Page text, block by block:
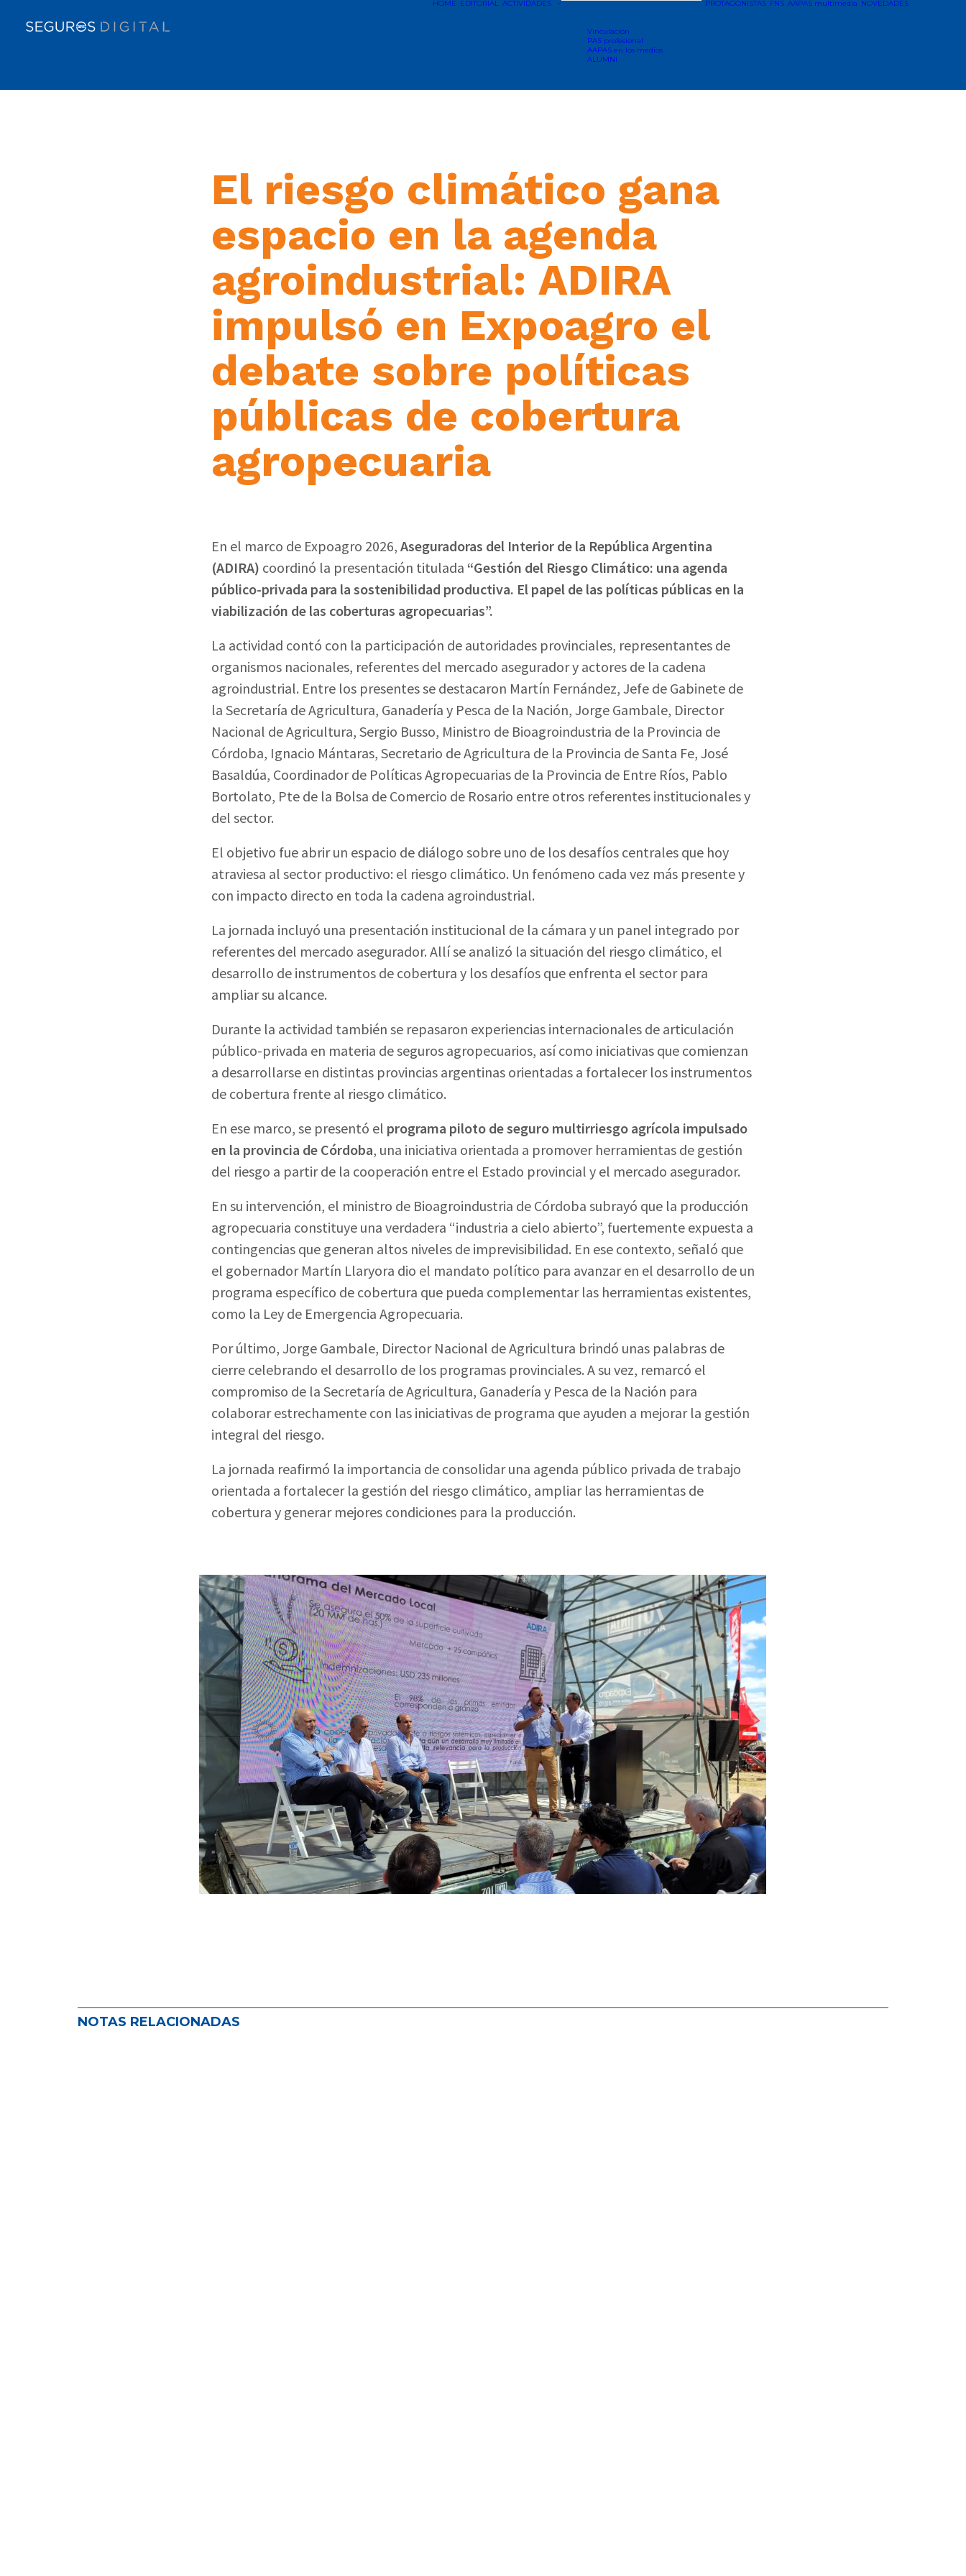
HOME EDITORIAL ACTIVIDADES
Vinculación
PAS profesional
AAPAS en los medios
ALUMNI
PROTAGONISTAS FNS AAPAS multimedia NOVEDADES
El riesgo climático gana
espacio en la agenda
agroindustrial: ADIRA
impulsó en Expoagro el
debate sobre políticas
públicas de cobertura
agropecuaria
En el marco de Expoagro 2026, Aseguradoras del Interior de la República Argentina
(ADIRA) coordinó la presentación titulada “Gestión del Riesgo Climático: una agenda
público-privada para la sostenibilidad productiva. El papel de las políticas públicas en la
viabilización de las coberturas agropecuarias”.
La actividad contó con la participación de autoridades provinciales, representantes de
organismos nacionales, referentes del mercado asegurador y actores de la cadena
agroindustrial. Entre los presentes se destacaron Martín Fernández, Jefe de Gabinete de
la Secretaría de Agricultura, Ganadería y Pesca de la Nación, Jorge Gambale, Director
Nacional de Agricultura, Sergio Busso, Ministro de Bioagroindustria de la Provincia de
Córdoba, Ignacio Mántaras, Secretario de Agricultura de la Provincia de Santa Fe, José
Basaldúa, Coordinador de Políticas Agropecuarias de la Provincia de Entre Ríos, Pablo
Bortolato, Pte de la Bolsa de Comercio de Rosario entre otros referentes institucionales y
del sector.
El objetivo fue abrir un espacio de diálogo sobre uno de los desafíos centrales que hoy
atraviesa al sector productivo: el riesgo climático. Un fenómeno cada vez más presente y
con impacto directo en toda la cadena agroindustrial.
La jornada incluyó una presentación institucional de la cámara y un panel integrado por
referentes del mercado asegurador. Allí se analizó la situación del riesgo climático, el
desarrollo de instrumentos de cobertura y los desafíos que enfrenta el sector para
ampliar su alcance.
Durante la actividad también se repasaron experiencias internacionales de articulación
público-privada en materia de seguros agropecuarios, así como iniciativas que comienzan
a desarrollarse en distintas provincias argentinas orientadas a fortalecer los instrumentos
de cobertura frente al riesgo climático.
En ese marco, se presentó el programa piloto de seguro multirriesgo agrícola impulsado
en la provincia de Córdoba, una iniciativa orientada a promover herramientas de gestión
del riesgo a partir de la cooperación entre el Estado provincial y el mercado asegurador.
En su intervención, el ministro de Bioagroindustria de Córdoba subrayó que la producción
agropecuaria constituye una verdadera “industria a cielo abierto”, fuertemente expuesta a
contingencias que generan altos niveles de imprevisibilidad. En ese contexto, señaló que
el gobernador Martín Llaryora dio el mandato político para avanzar en el desarrollo de un
programa específico de cobertura que pueda complementar las herramientas existentes,
como la Ley de Emergencia Agropecuaria.
Por último, Jorge Gambale, Director Nacional de Agricultura brindó unas palabras de
cierre celebrando el desarrollo de los programas provinciales. A su vez, remarcó el
compromiso de la Secretaría de Agricultura, Ganadería y Pesca de la Nación para
colaborar estrechamente con las iniciativas de programa que ayuden a mejorar la gestión
integral del riesgo.
La jornada reafirmó la importancia de consolidar una agenda público privada de trabajo
orientada a fortalecer la gestión del riesgo climático, ampliar las herramientas de
cobertura y generar mejores condiciones para la producción.
NOTAS RELACIONADAS